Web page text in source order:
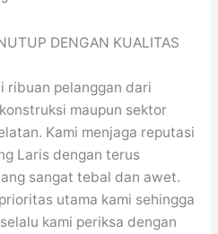
DENGAN KUALITAS
ribuan pelanggan dari
maupun sektor
Kami menjaga reputasi
Laris dengan terus
sangat tebal dan awet.
utama kami sehingga
kami periksa dengan